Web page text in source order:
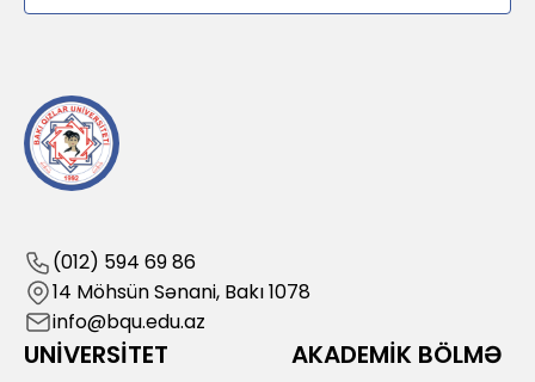
(012) 594 69 86
14 Möhsün Sənani, Bakı 1078
info@bqu.edu.az
UNİVERSİTET AKADEMİK BÖLMƏ